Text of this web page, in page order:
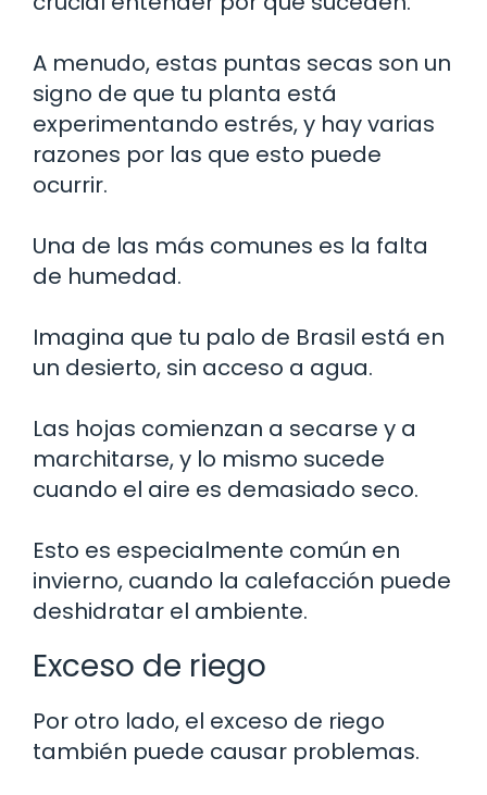
A menudo, estas puntas secas son un
signo de que tu planta está
experimentando estrés, y hay varias
razones por las que esto puede
ocurrir.
Una de las más comunes es la falta
de humedad.
Imagina que tu palo de Brasil está en
un desierto, sin acceso a agua.
Las hojas comienzan a secarse y a
marchitarse, y lo mismo sucede
cuando el aire es demasiado seco.
Esto es especialmente común en
invierno, cuando la calefacción puede
deshidratar el ambiente.
Exceso de riego
Por otro lado, el exceso de riego
también puede causar problemas.